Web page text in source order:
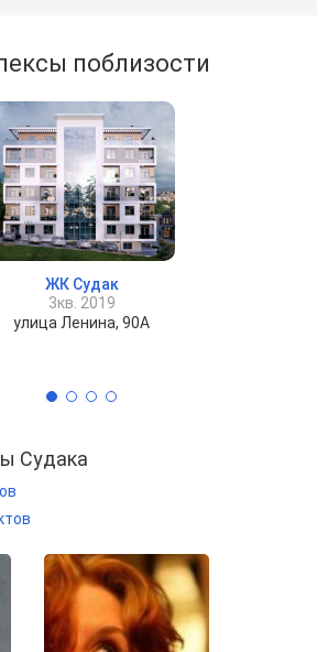
поблизости
ЖК Судак
3кв. 2019
улица Ленина, 90А
Судака